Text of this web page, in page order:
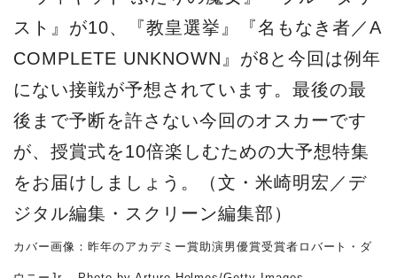
スト』が10、『教皇選挙』『名もなき者／A
COMPLETE UNKNOWN』が8と今回は例年
にない接戦が予想されています。最後の最
後まで予断を許さない今回のオスカーです
が、授賞式を10倍楽しむための大予想特集
をお届けしましょう。（文・米崎明宏／デ
ジタル編集・スクリーン編集部）
カバー画像：昨年のアカデミー賞助演男優賞受賞者ロバート・ダ